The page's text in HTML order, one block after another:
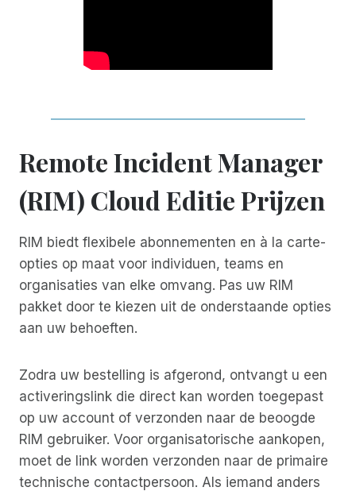
Remote Incident Manager
(RIM) Cloud Editie Prijzen
RIM biedt flexibele abonnementen en à la carte-
opties op maat voor individuen, teams en
organisaties van elke omvang. Pas uw RIM
pakket door te kiezen uit de onderstaande opties
aan uw behoeften.
Zodra uw bestelling is afgerond, ontvangt u een
activeringslink die direct kan worden toegepast
op uw account of verzonden naar de beoogde
RIM gebruiker. Voor organisatorische aankopen,
moet de link worden verzonden naar de primaire
technische contactpersoon. Als iemand anders